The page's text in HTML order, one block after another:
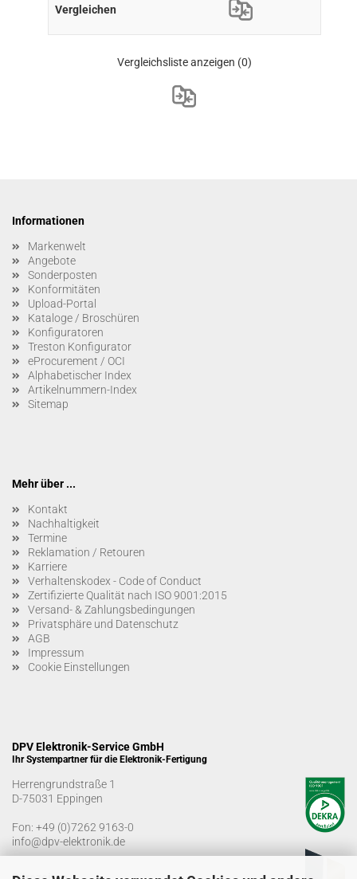
Vergleichsliste anzeigen (0)
Informationen
Markenwelt
Angebote
Sonderposten
Konformitäten
Upload-Portal
Kataloge / Broschüren
Konfiguratoren
Treston Konfigurator
eProcurement / OCI
Alphabetischer Index
Artikelnummern-Index
Sitemap
Mehr über ...
Kontakt
Nachhaltigkeit
Termine
Reklamation / Retouren
Karriere
Verhaltenskodex - Code of Conduct
Zertifizierte Qualität nach ISO 9001:2015
Versand- & Zahlungsbedingungen
Privatsphäre und Datenschutz
AGB
Impressum
Cookie Einstellungen
DPV Elektronik-Service GmbH
Ihr Systempartner für die Elektronik-Fertigung
Herrengrundstraße 1
D-75031 Eppingen
Fon: +49 (0)7262 9163-0
info@dpv-elektronik.de